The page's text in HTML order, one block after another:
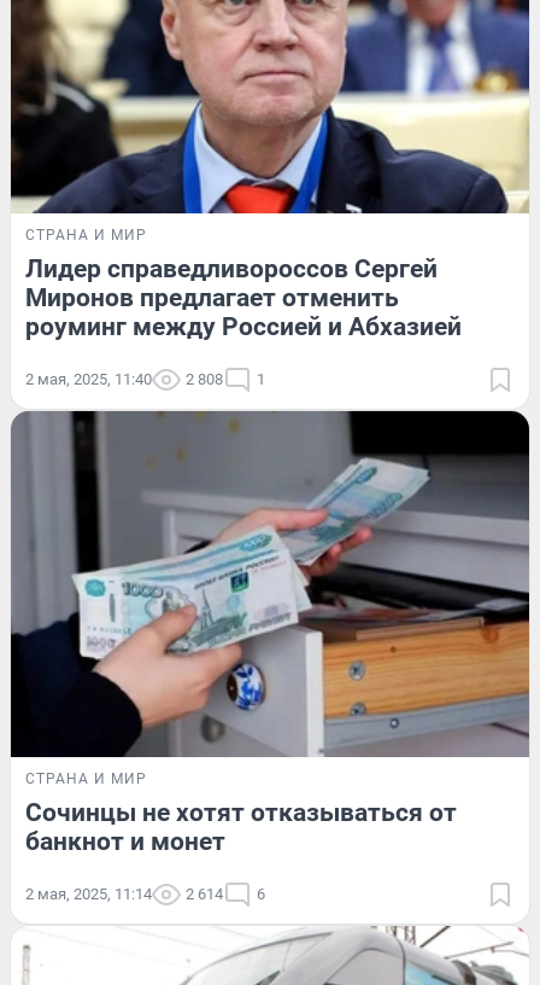
СТРАНА И МИР
Лидер справедливороссов Сергей
Миронов предлагает отменить
роуминг между Россией и Абхазией
2 мая, 2025, 11:40 2 808 1
СТРАНА И МИР
Сочинцы не хотят отказываться от
банкнот и монет
2 мая, 2025, 11:14 2 614 6